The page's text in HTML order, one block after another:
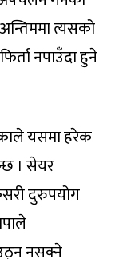
त्यसको
नपाउँदा हुने
यसमा हरेक
। सेयर
दुरुपयोग
नसक्ने